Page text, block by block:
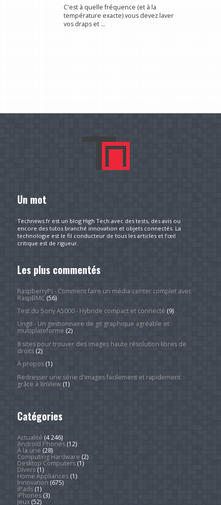
C'est à quelle fréquence (et à la
température exacte) vous devez laver
vos draps et ...
Un mot
Technews.fr est un blog High Tech avec des tests, des avis ou
encore des tutos branché innovation et objets connectés. La
technologie est le fil conducteur de tous les articles et l’œil
critique est de rigueur.
Les plus commentés
RaspberryPi - Comment faire un média-center complet avec
RaspBMC(56)
Test du Sony A5000 - Hybride compact et connecté (9)
Ungit - Un gestionnaire de git graphique agréable et
multiplateforme (2)
8 sites pour trouver des images haute résolution libres de
droits(2)
À propos(1)
Redresser une série d'images facilement et rapidement
grâce à XnView(1)
Catégories
Actualité (4 246)
Android Phones(12)
À la une (28)
Computing Hardware (2)
Desktop Computers(1)
Divers(1)
Home Appliances(1)
Innovation (675)
iPads(1)
iPhones(3)
Jeux(52)